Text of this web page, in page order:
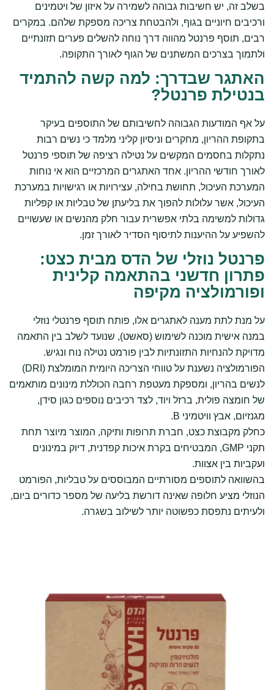
בשלב זה, יש חשיבות גבוהה לשמירה על איזון של ויטמינים
ורכיבים חיוניים בגוף, ולהבטחת צריכה מספקת שלהם. במקרים
רבים, תוסף פרנטל מהווה דרך נוחה להשלים פערים תזונתיים
ולתמוך בצרכים המשתנים של הגוף לאורך התקופה.
האתגר שבדרך: למה קשה להתמיד
בנטילת פרנטל?
על אף המודעות הגבוהה לחשיבותם של התוספים בעיקר
בתקופת ההריון, מחקרים וניסיון קליני מלמד כי נשים רבות
נתקלות בחסמים המקשים על נטילה רציפה של תוספי פרנטל
לאורך חודשי ההריון. אחד האתגרים המרכזיים הוא אי נוחות
המערכת העיכול, תחושת בחילה, עצירויות או רגישויות במערכת
העיכול, אשר עלולות להפוך את בליעתן של טבליות או קפליות
גדולות למשימה בלתי אפשרית עבור חלק מהנשים או שעשויים
להשפיע על ההיענות לתיסוף הסדיר לאורך זמן.
פרנטל נוזלי של הדס מבית כצט:
פתרון חדשני בהתאמה קלינית
ופורמולציה מקיפה
על מנת לתת מענה לאתגרים אלו, פותח תוסף פרנטלי נוזלי
במנה אישית מוכנה לשימוש (סאשט), שנועד לשלב בין התאמה
מדויקת להנחיות התזונתיות לבין פורמט נטילה נוח ונגיש.
הפורמולציה נשענת על טווחי הצריכה היומית המומלצת (DRI)
לנשים בהריון, ומספקת מעטפת רחבה הכוללת מינונים מותאמים
של חומצה פולית, ברזל ויוד, לצד רכיבים נוספים כגון סידן,
מגנזיום, אבץ וויטמיני B.
כחלק מקבוצת כצט, חברת תרופות ותיקה, המוצר מיוצר תחת
תקני GMP, המבטיחים בקרת איכות קפדנית, דיוק במינונים
ועקביות בין אצוות.
בהשוואה לתוספים מסורתיים המבוססים על טבליות, הפורמט
הנוזלי מציע חלופה שאינה דורשת בליעה של מספר כדורים ביום,
ולעיתים נתפסת כפשוטה יותר לשילוב בשגרה.